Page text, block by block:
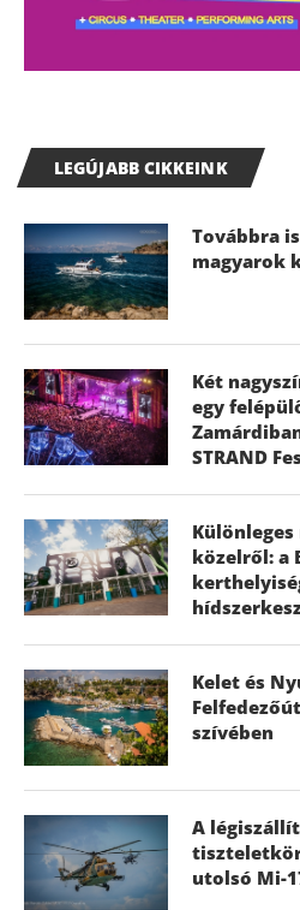
LEGÚJABB CIKKEINK
Továbbra
magyarok
Két
egy
STRAND
közelről: a
Kelet és
szívében
A
utolsó Mi-